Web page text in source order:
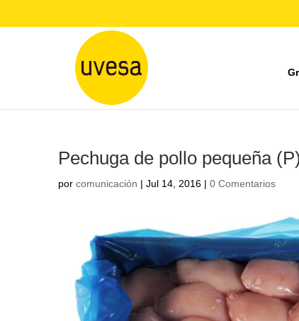
Pechuga de pollo pequeña
por comunicación | Jul 14, 2016 | 0 Comentarios